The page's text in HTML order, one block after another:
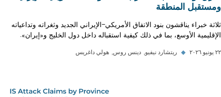
ومستقبل المنطقة
ثلاثة خبراء يناقشون بنود الاتفاق الأمريكي-الإيراني الجديد وثغراته وتداعياته
الإقليمية الأوسع، بما في ذلك كيفية استقباله داخل دول الخليج و«إيران».
٢٢ يونيو ٢٠٢٦ ◆ ريتشارد نيفيو دينس روس هولي داغريس